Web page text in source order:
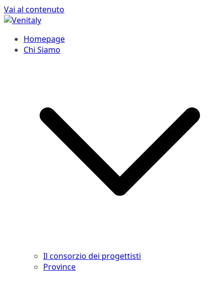
Vai al contenuto
Venitaly
Consorzio Stabile Venitaly
Homepage
Chi Siamo
Il consorzio dei progettisti
Province